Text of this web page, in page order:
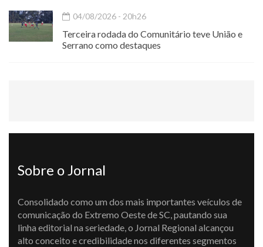
04/08/2026 - 20h26
Terceira rodada do Comunitário teve União e
Serrano como destaques
Sobre o Jornal
Consolidado como um dos mais importantes veículos de
comunicação do Extremo Oeste de SC, pautando sua
linha editorial na seriedade, o Jornal Regional alcançou
alto conceito e credibilidade nos diferentes segmentos